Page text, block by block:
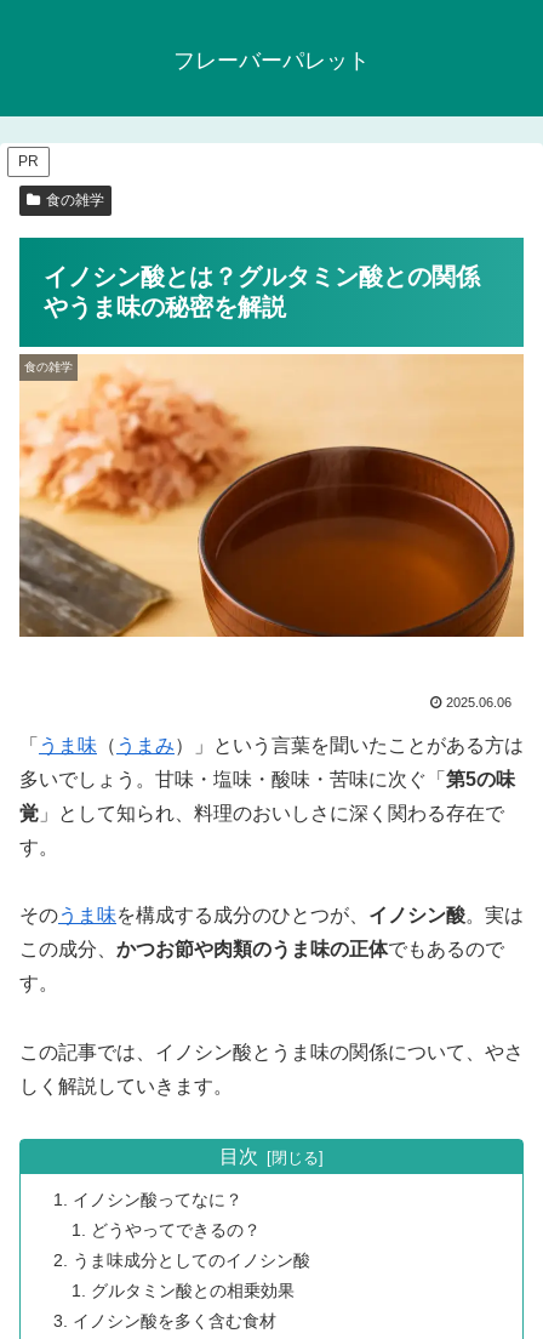
フレーバーパレット
PR
食の雑学
イノシン酸とは？グルタミン酸との関係
やうま味の秘密を解説
食の雑学
2025.06.06
「 うま味 （ うまみ）」という言葉を聞いたことがある方は
多いでしょう。甘味・塩味・酸味・苦味に次ぐ「 第5の味
覚 」として知られ、料理のおいしさに深く関わる存在で
す。
そのうま味を構成する成分のひとつが、 イノシン酸。実は
この成分、 かつお節や肉類のうま味の正体でもあるので
す。
この記事では、イノシン酸とうま味の関係について、やさ
しく解説していきます。
目次
イノシン酸ってなに？
どうやってできるの？
うま味成分としてのイノシン酸
グルタミン酸との相乗効果
イノシン酸を多く含む食材